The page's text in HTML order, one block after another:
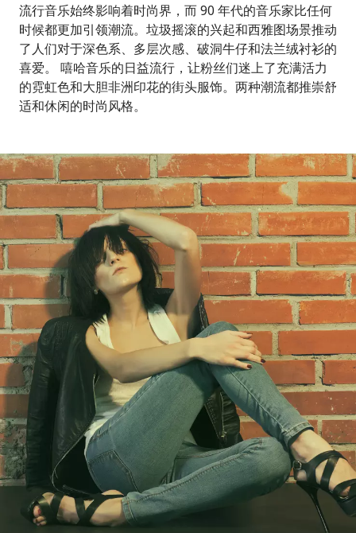
流行音乐始终影响着时尚界，而 90 年代的音乐家比任何
时候都更加引领潮流。垃圾摇滚的兴起和西雅图场景推动
了人们对于深色系、多层次感、破洞牛仔和法兰绒衬衫的
喜爱。 嘻哈音乐的日益流行，让粉丝们迷上了充满活力
的霓虹色和大胆非洲印花的街头服饰。两种潮流都推崇舒
适和休闲的时尚风格。